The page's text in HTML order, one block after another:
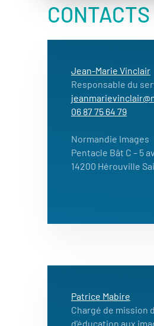
CONTACTS
Jean-Marie Vinclair
Responsable du
06 87 75 64 79
Normandie Images
Pentacle Bât C – 5
14200 Hérouville
Patrice Mabire
Chargé de mission
d'éducation aux